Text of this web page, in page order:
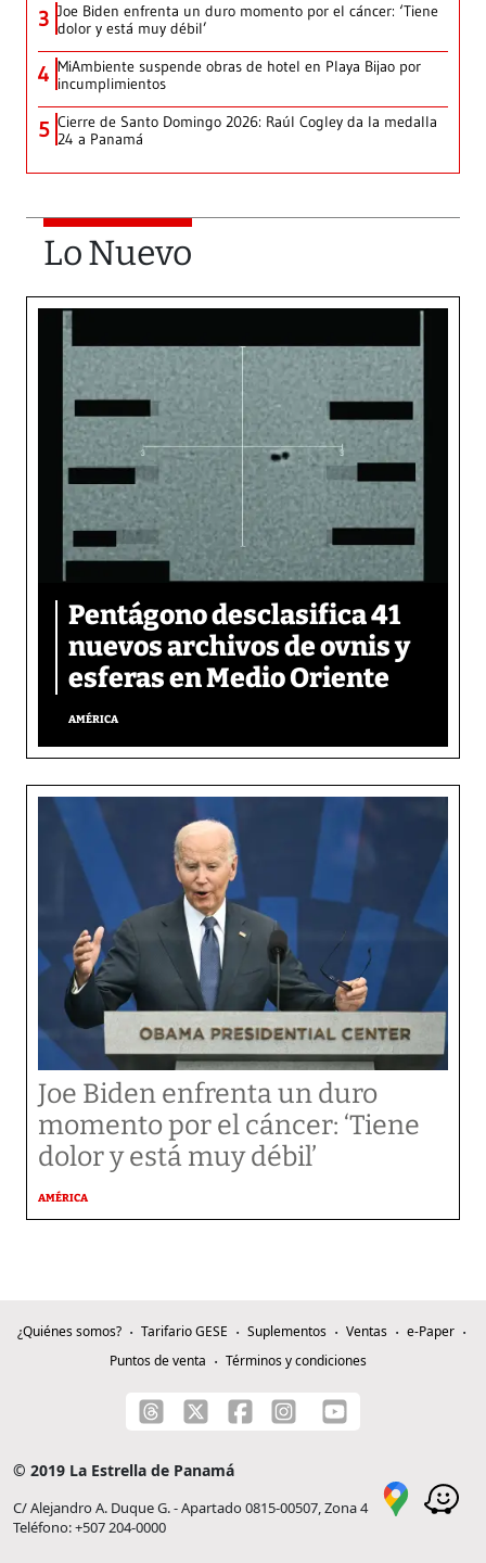
3 Joe Biden enfrenta un duro momento por el cáncer: ‘Tiene
dolor y está muy débil’
4 MiAmbiente suspende obras de hotel en Playa Bijao por
incumplimientos
5 Cierre de Santo Domingo 2026: Raúl Cogley da la medalla
24 a Panamá
Lo Nuevo
Pentágono desclasifica 41
nuevos archivos de ovnis y
esferas en Medio Oriente
AMÉRICA
Joe Biden enfrenta un duro
momento por el cáncer: ‘Tiene
dolor y está muy débil’
AMÉRICA
¿Quiénes somos? Tarifario GESE Suplementos Ventas
e-Paper
Puntos de venta
Términos y condiciones
© 2019 La Estrella de Panamá
C/ Alejandro A. Duque G. - Apartado 0815-00507, Zona 4
Teléfono: +507 204-0000